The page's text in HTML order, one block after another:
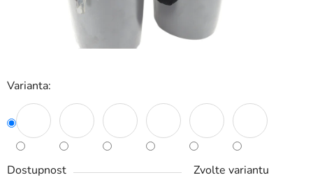
Varianta:
Dostupnost
Zvolte variantu